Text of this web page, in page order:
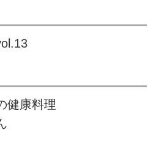
健康料理